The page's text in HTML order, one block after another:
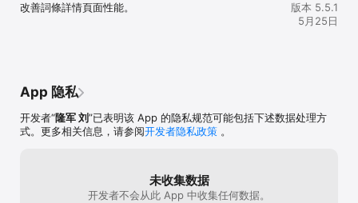
改善詞條詳情頁面性能。
版本 5.5.1
5月25日
App 隐私
开发者“隆军 刘”已表明该 App 的隐私规范可能包括下述数据处理方
式。更多相关信息，请参阅开发者隐私政策 。
未收集数据
开发者不会从此 App 中收集任何数据。